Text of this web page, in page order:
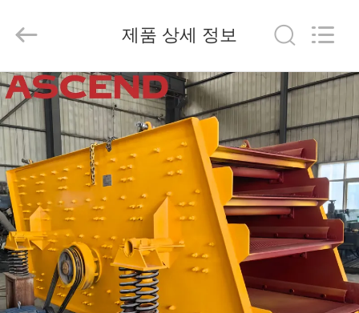
집
제
품
우
리
에
Machinery
Equipment
Co.,
Ltd..
Rights
Reserved.
제품 상세 정보